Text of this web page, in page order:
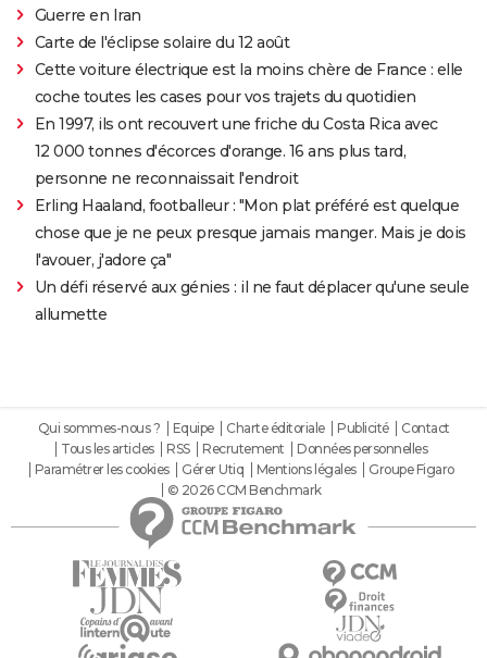
Guerre en Iran
Carte de l'éclipse solaire du 12 août
Cette voiture électrique est la moins chère de France : elle
coche toutes les cases pour vos trajets du quotidien
En 1997, ils ont recouvert une friche du Costa Rica avec
12 000 tonnes d'écorces d'orange. 16 ans plus tard,
personne ne reconnaissait l'endroit
Erling Haaland, footballeur : "Mon plat préféré est quelque
chose que je ne peux presque jamais manger. Mais je dois
l'avouer, j'adore ça"
Un défi réservé aux génies : il ne faut déplacer qu'une seule
allumette
Qui sommes-nous ? Equipe Charte éditoriale Publicité
Contact
Tous les articles
RSS Recrutement
Données personnelles
Paramétrer les cookies
Gérer Utiq Mentions légales
Groupe Figaro
© 2026 CCM Benchmark